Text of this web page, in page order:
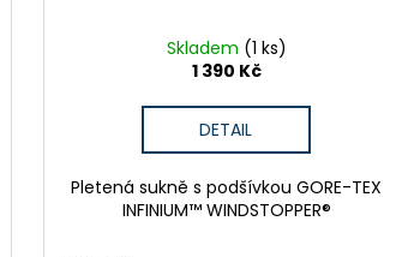
Skladem (1 ks)
1 390 Kč
DETAIL
Pletená sukně s podšívkou GORE-TEX
INFINIUM™ WINDSTOPPER®